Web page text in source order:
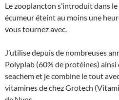
Le zooplancton s’introduit dans
écumeur éteint au moins une
vous tournez avec.
J’utilise depuis de nombreuses
Polyplab (60% de protéines)
seachem et je combine le tout
vitamines de chez Grotech